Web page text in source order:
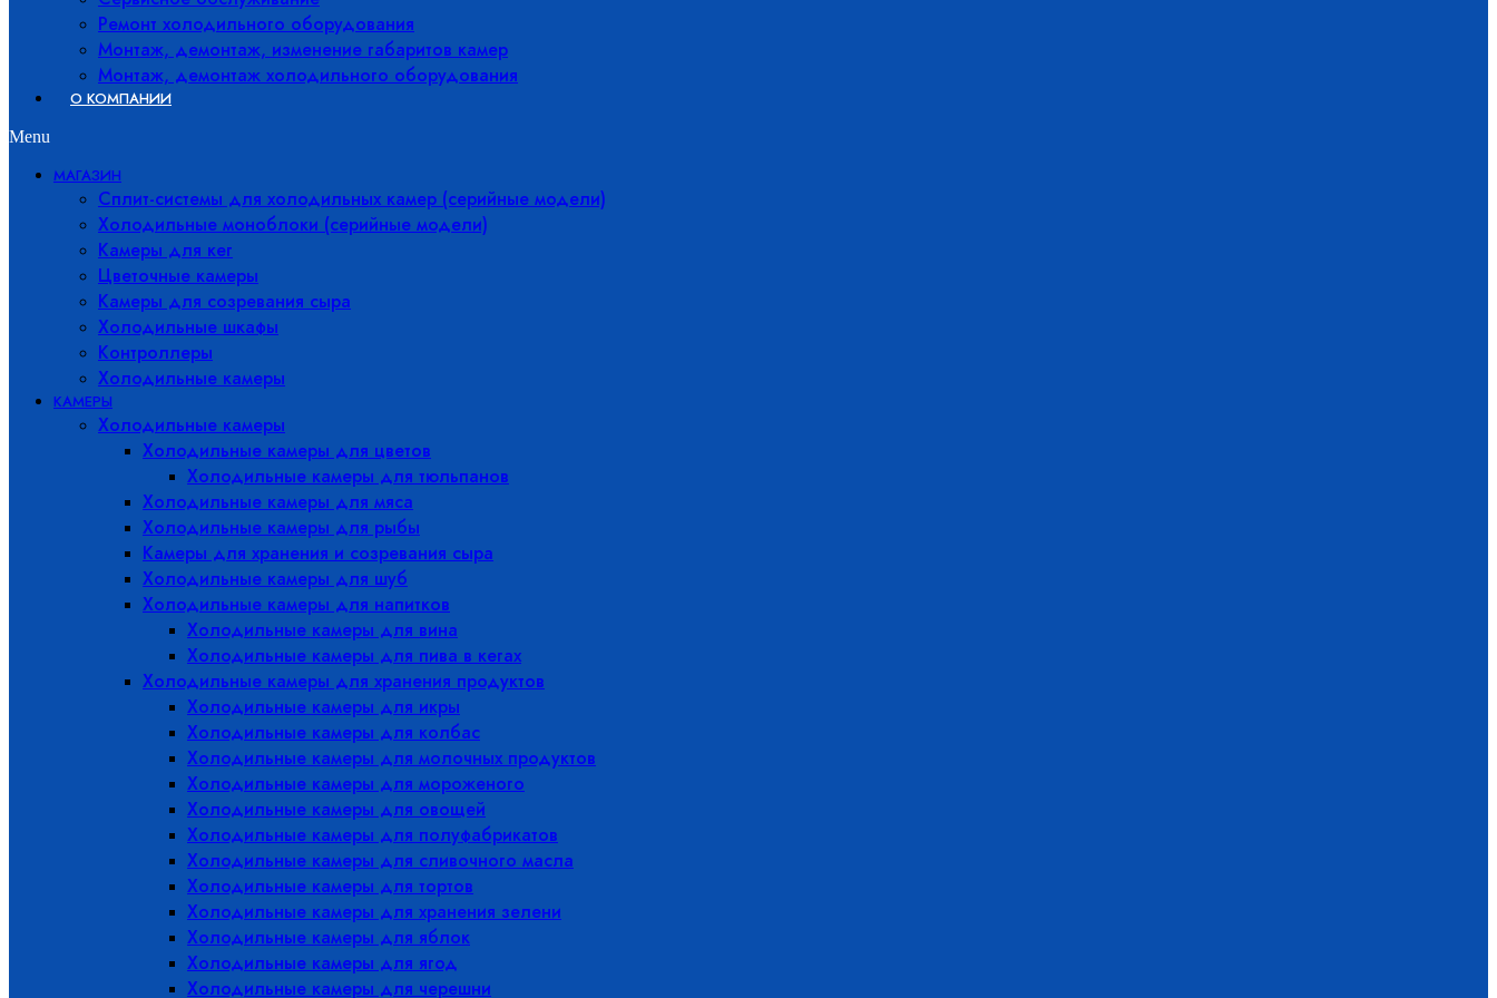
Ремонт холодильного оборудования
Монтаж, демонтаж, изменение габаритов камер
Монтаж, демонтаж холодильного оборудования
О КОМПАНИИ
Menu
МАГАЗИН
Сплит-системы для холодильных камер (серийные модели)
Холодильные моноблоки (серийные модели)
Камеры для кег
Цветочные камеры
Камеры для созревания сыра
Холодильные шкафы
Контроллеры
Холодильные камеры
КАМЕРЫ
Холодильные камеры
Холодильные камеры для цветов
Холодильные камеры для тюльпанов
Холодильные камеры для мяса
Холодильные камеры для рыбы
Камеры для хранения и созревания сыра
Холодильные камеры для шуб
Холодильные камеры для напитков
Холодильные камеры для вина
Холодильные камеры для пива в кегах
Холодильные камеры для хранения продуктов
Холодильные камеры для икры
Холодильные камеры для колбас
Холодильные камеры для молочных продуктов
Холодильные камеры для мороженого
Холодильные камеры для овощей
Холодильные камеры для полуфабрикатов
Холодильные камеры для сливочного масла
Холодильные камеры для тортов
Холодильные камеры для хранения зелени
Холодильные камеры для яблок
Холодильные камеры для ягод
Холодильные камеры для черешни